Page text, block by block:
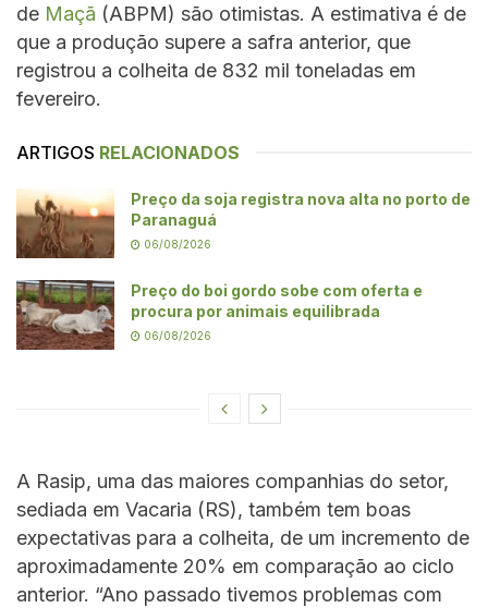
de Maçã (ABPM) são otimistas. A estimativa é de
que a produção supere a safra anterior, que
registrou a colheita de 832 mil toneladas em
fevereiro.
ARTIGOS RELACIONADOS
Preço da soja registra nova alta no porto de
Paranaguá
06/08/2026
Preço do boi gordo sobe com oferta e
procura por animais equilibrada
06/08/2026
A Rasip, uma das maiores companhias do setor,
sediada em Vacaria (RS), também tem boas
expectativas para a colheita, de um incremento de
aproximadamente 20% em comparação ao ciclo
anterior. “Ano passado tivemos problemas com